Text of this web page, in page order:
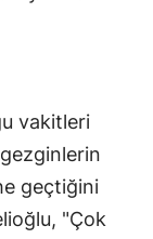
vakitleri
geçtiğini
"Çok